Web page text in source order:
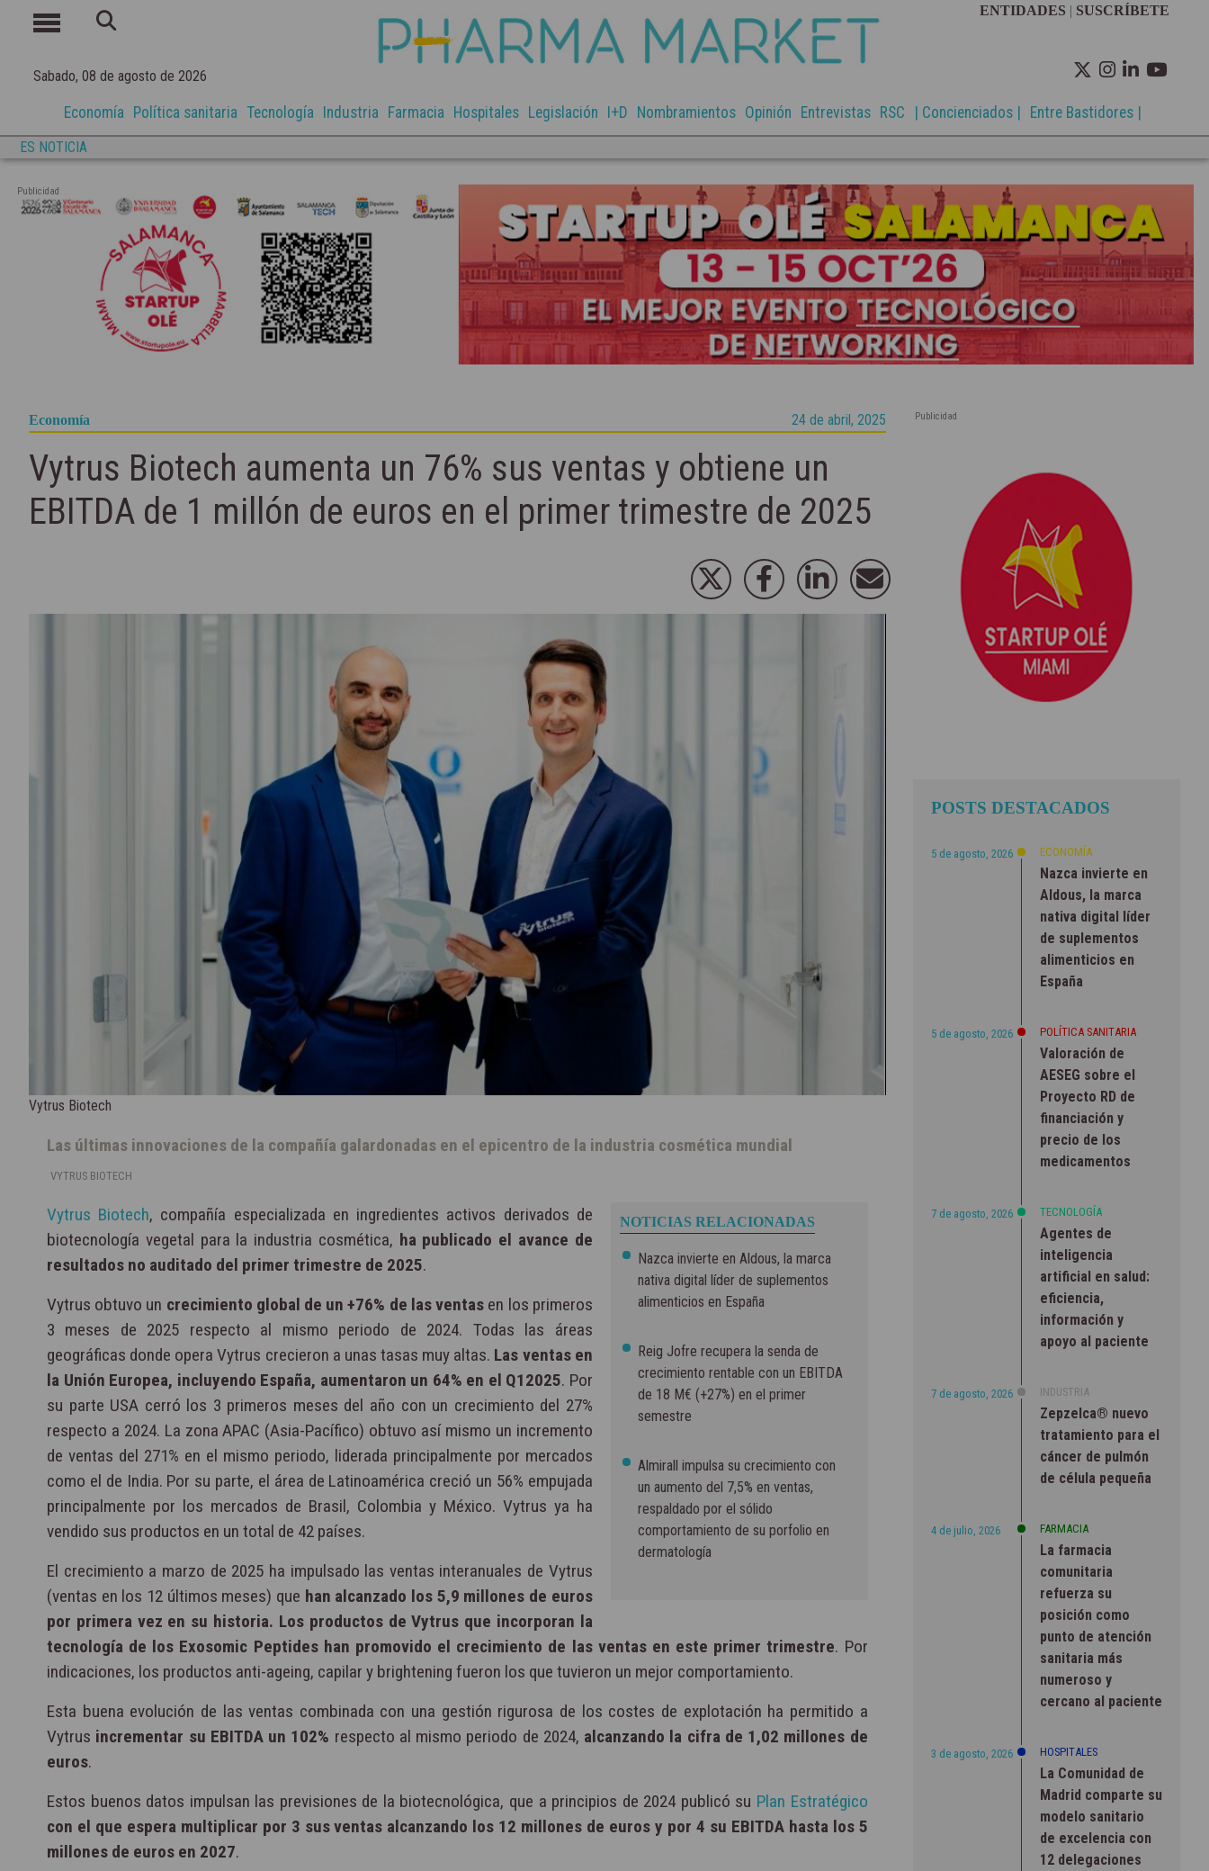
Sabado, 08 de agosto de 2026
ENTIDADES | SUSCRÍBETE
Economía Política sanitaria Tecnología Industria Farmacia Hospitales Legislación I+D Nombramientos Opinión Entrevistas RSC | Concienciados | Entre Bastidores |
ES NOTICIA
Publicidad
Economía 24 de abril, 2025
Vytrus Biotech aumenta un 76% sus ventas y obtiene un
EBITDA de 1 millón de euros en el primer trimestre de 2025
Vytrus Biotech
Las últimas innovaciones de la compañía galardonadas en el epicentro de la industria cosmética mundial
VYTRUS BIOTECH
NOTICIAS RELACIONADAS
Nazca invierte en Aldous, la marca
nativa digital líder de suplementos
alimenticios en España
Reig Jofre recupera la senda de
crecimiento rentable con un EBITDA
de 18 M€ (+27%) en el primer
semestre
Almirall impulsa su crecimiento con
un aumento del 7,5% en ventas,
respaldado por el sólido
comportamiento de su porfolio en
dermatología
Vytrus Biotech, compañía especializada en ingredientes activos derivados de
biotecnología vegetal para la industria cosmética, ha publicado el avance de
resultados no auditado del primer trimestre de 2025.
Vytrus obtuvo un crecimiento global de un +76% de las ventas en los primeros
3 meses de 2025 respecto al mismo periodo de 2024. Todas las áreas
geográficas donde opera Vytrus crecieron a unas tasas muy altas. Las ventas en
la Unión Europea, incluyendo España, aumentaron un 64% en el Q12025. Por
su parte USA cerró los 3 primeros meses del año con un crecimiento del 27%
respecto a 2024. La zona APAC (Asia-Pacífico) obtuvo así mismo un incremento
de ventas del 271% en el mismo periodo, liderada principalmente por mercados
como el de India. Por su parte, el área de Latinoamérica creció un 56% empujada
principalmente por los mercados de Brasil, Colombia y México. Vytrus ya ha
vendido sus productos en un total de 42 países.
El crecimiento a marzo de 2025 ha impulsado las ventas interanuales de Vytrus
(ventas en los 12 últimos meses) que han alcanzado los 5,9 millones de euros
por primera vez en su historia. Los productos de Vytrus que incorporan la
tecnología de los Exosomic Peptides han promovido el crecimiento de las ventas en este primer trimestre. Por
indicaciones, los productos anti-ageing, capilar y brightening fueron los que tuvieron un mejor comportamiento.
Esta buena evolución de las ventas combinada con una gestión rigurosa de los costes de explotación ha permitido a
Vytrus incrementar su EBITDA un 102% respecto al mismo periodo de 2024, alcanzando la cifra de 1,02 millones de
euros.
Estos buenos datos impulsan las previsiones de la biotecnológica, que a principios de 2024 publicó su Plan Estratégico
con el que espera multiplicar por 3 sus ventas alcanzando los 12 millones de euros y por 4 su EBITDA hasta los 5
millones de euros en 2027.
Publicidad
POSTS DESTACADOS
5 de agosto, 2026 ECONOMÍA
Nazca invierte en
Aldous, la marca
nativa digital líder
de suplementos
alimenticios en
España
5 de agosto, 2026 POLÍTICA SANITARIA
Valoración de
AESEG sobre el
Proyecto RD de
financiación y
precio de los
medicamentos
7 de agosto, 2026 TECNOLOGÍA
Agentes de
inteligencia
artificial en salud:
eficiencia,
información y
apoyo al paciente
7 de agosto, 2026 INDUSTRIA
Zepzelca® nuevo
tratamiento para el
cáncer de pulmón
de célula pequeña
4 de julio, 2026 FARMACIA
La farmacia
comunitaria
refuerza su
posición como
punto de atención
sanitaria más
numeroso y
cercano al paciente
3 de agosto, 2026 HOSPITALES
La Comunidad de
Madrid comparte su
modelo sanitario
de excelencia con
12 delegaciones